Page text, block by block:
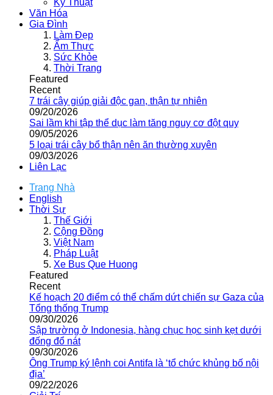
Kỹ Thuật
Văn Hóa
Gia Đình
Làm Đẹp
Ẩm Thực
Sức Khỏe
Thời Trang
Featured
Recent
7 trái cây giúp giải độc gan, thận tự nhiên
09/20/2026
Sai lầm khi tập thể dục làm tăng nguy cơ đột quỵ
09/05/2026
5 loại trái cây bổ thận nên ăn thường xuyên
09/03/2026
Liên Lạc
Trang Nhà
English
Thời Sự
Thế Giới
Cộng Đồng
Việt Nam
Pháp Luật
Xe Bus Que Huong
Featured
Recent
Kế hoạch 20 điểm có thể chấm dứt chiến sự Gaza của
Tổng thống Trump
09/30/2026
Sập trường ở Indonesia, hàng chục học sinh kẹt dưới
đống đổ nát
09/30/2026
Ông Trump ký lệnh coi Antifa là ‘tổ chức khủng bố nội
địa’
09/22/2026